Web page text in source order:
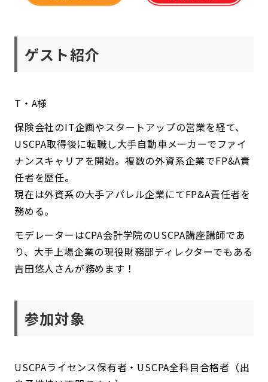
ゲスト紹介
T・A様
保険会社のIT企画やスタートアップの営業を経て、
USCPA取得後に転職し大手自動車メーカーでファイ
ナンスキャリアを開始。複数の外資系企業でFP&A責
任者を歴任。
現在は外資系の大手アパレル企業にてFP&A責任者を
務める。
モデレーターはCPA会計学院のUSCPA講座講師であ
り、大手上場企業の現役財務部ディレクターでもある
吉田悠人さんが務めます！
参加対象
USCPAライセンス保有者・USCPA全科目合格者（出